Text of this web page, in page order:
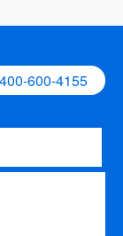
400-600-4155